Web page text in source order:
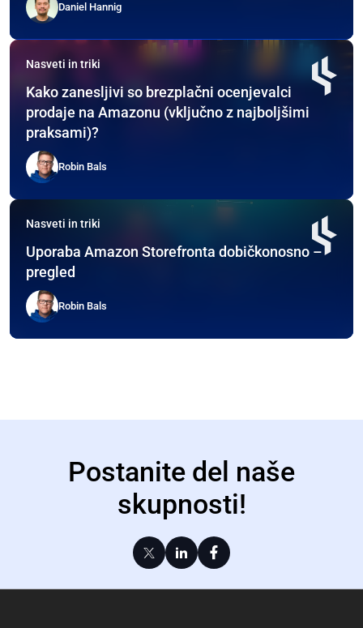
Daniel Hannig
Nasveti in triki
Kako zanesljivi so brezplačni ocenjevalci
prodaje na Amazonu (vključno z najboljšimi
praksami)?
Robin Bals
Nasveti in triki
Uporaba Amazon Storefronta dobičkonosno –
pregled
Robin Bals
Postanite del naše
skupnosti!